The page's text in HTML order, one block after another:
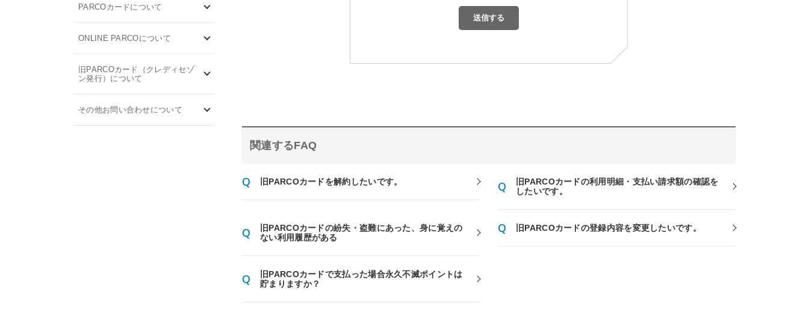
PARCOカードについて
ONLINE PARCOについて
旧PARCOカード（クレディセゾ
ン発行）について
その他お問い合わせについて
関連するFAQ
旧PARCOカードを解約したいです。
旧PARCOカードの利用明細・支払い請求額の確認を
したいです。
旧PARCOカードの紛失・盗難にあった、身に覚えの
ない利用履歴がある
旧PARCOカードの登録内容を変更したいです。
旧PARCOカードで支払った場合永久不滅ポイントは
貯まりますか？